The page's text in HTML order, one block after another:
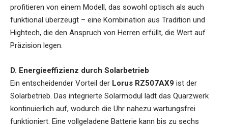
profitieren von einem Modell, das sowohl optisch als auch
funktional überzeugt – eine Kombination aus Tradition und
Hightech, die den Anspruch von Herren erfüllt, die Wert auf
Präzision legen.
D. Energieeffizienz durch Solarbetrieb
Ein entscheidender Vorteil der Lorus RZ507AX9 ist der
Solarbetrieb. Das integrierte Solarmodul lädt das Quarzwerk
kontinuierlich auf, wodurch die Uhr nahezu wartungsfrei
funktioniert. Eine vollgeladene Batterie kann bis zu sechs